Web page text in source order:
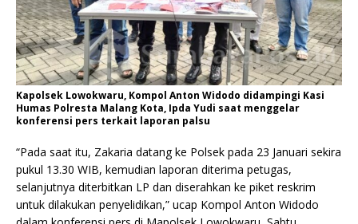
Kapolsek Lowokwaru, Kompol Anton Widodo didampingi Kasi
Humas Polresta Malang Kota, Ipda Yudi saat menggelar
konferensi pers terkait laporan palsu
“Pada saat itu, Zakaria datang ke Polsek pada 23 Januari sekira
pukul 13.30 WIB, kemudian laporan diterima petugas,
selanjutnya diterbitkan LP dan diserahkan ke piket reskrim
untuk dilakukan penyelidikan,” ucap Kompol Anton Widodo